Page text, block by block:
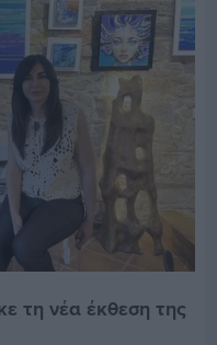
τη νέα έκθεση της